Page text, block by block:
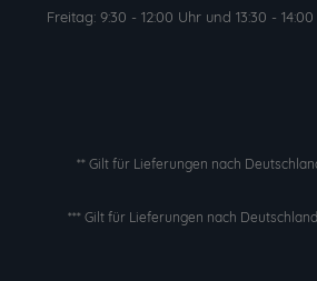
Freitag: 9:30 - 12:00 Uhr und 13:30 -
** Gilt für Lieferungen nach
*** Gilt für Lieferungen nach